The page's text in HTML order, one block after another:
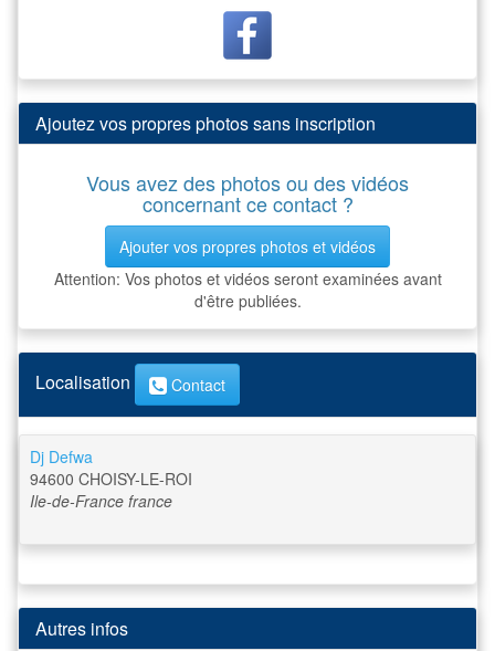
Ajoutez vos propres photos sans inscription
Vous avez des photos ou des vidéos
concernant ce contact ?
Ajouter vos propres photos et vidéos
Attention: Vos photos et vidéos seront examinées avant
d'être publiées.
Localisation Contact
Dj Defwa
94600 CHOISY-LE-ROI
Ile-de-France france
Autres infos